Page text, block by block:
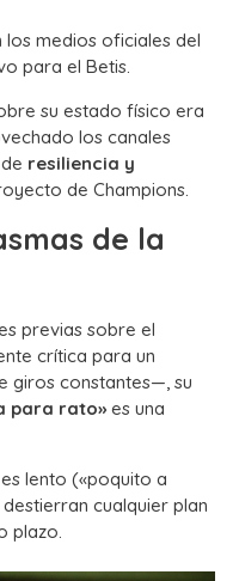
los medios oficiales del
para el Betis.
su estado físico era
los canales
resiliencia y
de Champions.
de la
previas sobre el
crítica para un
giros constantes—, su
para rato» es una
lento («poquito a
cualquier plan
plazo.